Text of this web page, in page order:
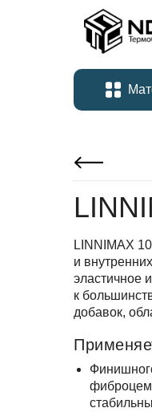
LINNIMAX
и
эластичное
к
добавок,